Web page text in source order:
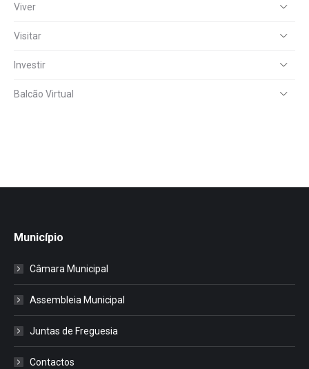
Viver
Visitar
Investir
Balcão Virtual
Município
Câmara Municipal
Assembleia Municipal
Juntas de Freguesia
Contactos